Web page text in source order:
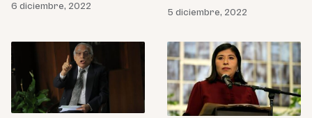
6 diciembre, 2022
5 diciembre, 2022